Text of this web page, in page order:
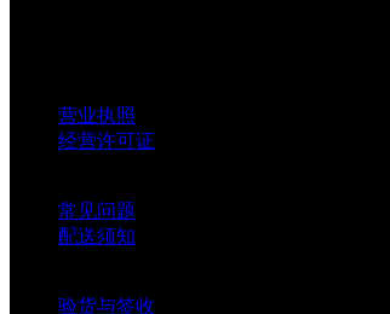
营业执照
经营许可证
常见问题
配送须知
验货与签收